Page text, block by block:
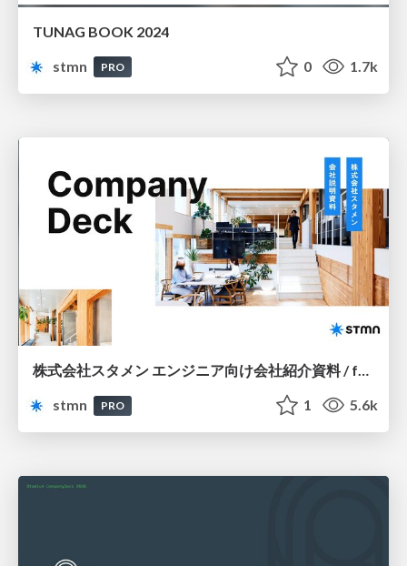
TUNAG BOOK 2024
stmn
PRO 0 1.7k
株式会社スタメン エンジニア向け会社紹介資料 / for product
stmn
PRO 1 5.6k